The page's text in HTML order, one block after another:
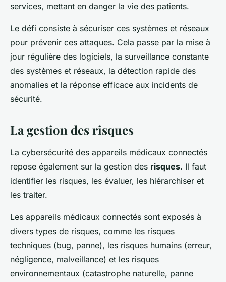
services, mettant en danger la vie des patients.
Le défi consiste à sécuriser ces systèmes et réseaux
pour prévenir ces attaques. Cela passe par la mise à
jour régulière des logiciels, la surveillance constante
des systèmes et réseaux, la détection rapide des
anomalies et la réponse efficace aux incidents de
sécurité.
La gestion des risques
La cybersécurité des appareils médicaux connectés
repose également sur la gestion des risques. Il faut
identifier les risques, les évaluer, les hiérarchiser et
les traiter.
Les appareils médicaux connectés sont exposés à
divers types de risques, comme les risques
techniques (bug, panne), les risques humains (erreur,
négligence, malveillance) et les risques
environnementaux (catastrophe naturelle, panne